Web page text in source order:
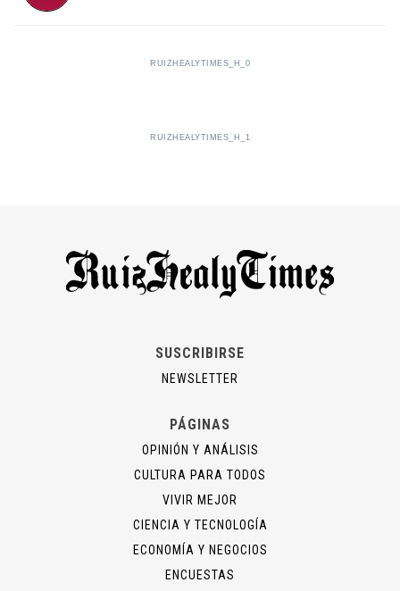
RUIZHEALYTIMES_H_0
RUIZHEALYTIMES_H_1
SUSCRIBIRSE
NEWSLETTER
PÁGINAS
OPINIÓN Y ANÁLISIS
CULTURA PARA TODOS
VIVIR MEJOR
CIENCIA Y TECNOLOGÍA
ECONOMÍA Y NEGOCIOS
ENCUESTAS